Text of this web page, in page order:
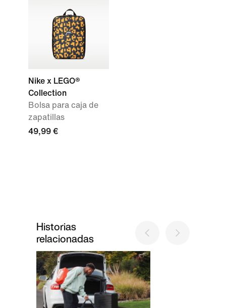
Nike x LEGO®
Collection
Bolsa para caja de
zapatillas
49,99 €
Historias
relacionadas